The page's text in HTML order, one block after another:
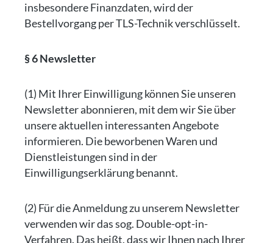
insbesondere Finanzdaten, wird der
Bestellvorgang per TLS-Technik verschlüsselt.
§ 6 Newsletter
(1) Mit Ihrer Einwilligung können Sie unseren
Newsletter abonnieren, mit dem wir Sie über
unsere aktuellen interessanten Angebote
informieren. Die beworbenen Waren und
Dienstleistungen sind in der
Einwilligungserklärung benannt.
(2) Für die Anmeldung zu unserem Newsletter
verwenden wir das sog. Double-opt-in-
Verfahren. Das heißt, dass wir Ihnen nach Ihrer